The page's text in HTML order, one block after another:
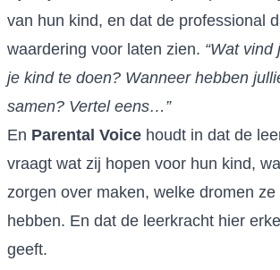
van hun kind, en dat de professional
waardering voor laten zien. “Wat vind
je kind te doen? Wanneer hebben
samen? Vertel eens…”
En Parental Voice houdt in dat de
vraagt wat zij hopen voor hun kind,
zorgen over maken, welke dromen
hebben. En dat de leerkracht hier
geeft.